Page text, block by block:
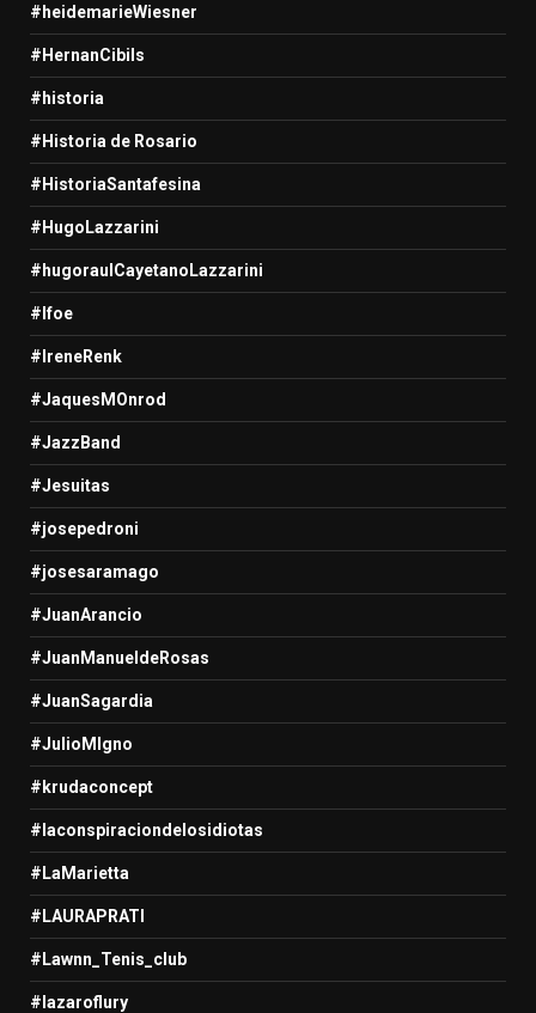
#heidemarieWiesner
#HernanCibils
#historia
#Historia de Rosario
#HistoriaSantafesina
#HugoLazzarini
#hugoraulCayetanoLazzarini
#Ifoe
#IreneRenk
#JaquesMOnrod
#JazzBand
#Jesuitas
#josepedroni
#josesaramago
#JuanArancio
#JuanManueldeRosas
#JuanSagardia
#JulioMIgno
#krudaconcept
#laconspiraciondelosidiotas
#LaMarietta
#LAURAPRATI
#Lawnn_Tenis_club
#lazaroflury